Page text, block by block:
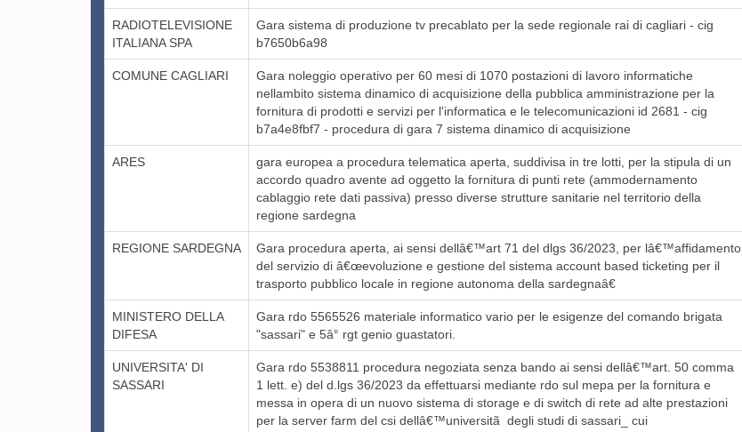
RADIOTELEVISIONE
ITALIANA SPA
Gara sistema di produzione tv precablato per la sede regionale rai di cagliari - cig
b7650b6a98
COMUNE CAGLIARI
Gara noleggio operativo per 60 mesi di 1070 postazioni di lavoro informatiche
nellambito sistema dinamico di acquisizione della pubblica amministrazione per la
fornitura di prodotti e servizi per l'informatica e le telecomunicazioni id 2681 - cig
b7a4e8fbf7 - procedura di gara 7 sistema dinamico di acquisizione
ARES
gara europea a procedura telematica aperta, suddivisa in tre lotti, per la stipula di un
accordo quadro avente ad oggetto la fornitura di punti rete (ammodernamento
cablaggio rete dati passiva) presso diverse strutture sanitarie nel territorio della
regione sardegna
REGIONE SARDEGNA
Gara procedura aperta, ai sensi dellâ€™art 71 del dlgs 36/2023, per lâ€™affidamento
del servizio di â€œevoluzione e gestione del sistema account based ticketing per il
trasporto pubblico locale in regione autonoma della sardegnaâ€
MINISTERO DELLA
DIFESA
Gara rdo 5565526 materiale informatico vario per le esigenze del comando brigata
"sassari" e 5â° rgt genio guastatori.
UNIVERSITA' DI
SASSARI
Gara rdo 5538811 procedura negoziata senza bando ai sensi dellâ€™art. 50 comma
1 lett. e) del d.lgs 36/2023 da effettuarsi mediante rdo sul mepa per la fornitura e
messa in opera di un nuovo sistema di storage e di switch di rete ad alte prestazioni
per la server farm del csi dellâ€™universitã degli studi di sassari_ cui